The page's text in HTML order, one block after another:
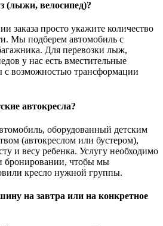
(лыжи, велосипед)?
заказа просто укажите количество
Мы подберем автомобиль с
Для перевозки лыж,
у нас есть вместительные
возможностью трансформации
автокресла?
оборудованный детским
(автокреслом или бустером),
и весу ребенка. Услугу необходимо
бронировании, чтобы мы
кресло нужной группы.
на завтра или на конкретное